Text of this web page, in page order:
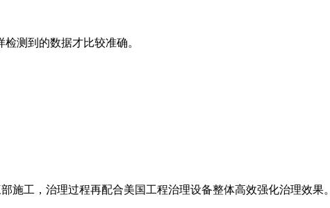
测到的数据才比较准确。
工，治理过程再配合美国工程治理设备整体高效强化治理效果。